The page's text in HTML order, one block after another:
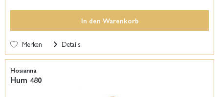
In den Warenkorb
Merken Details
Hosianna
Hum 480